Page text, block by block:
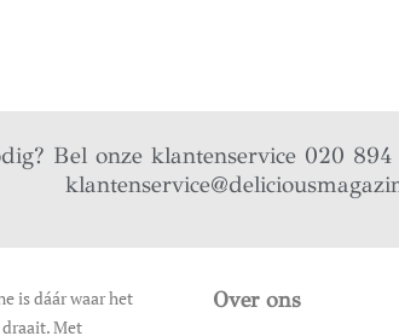
Bel onze klantenservice 020
is dáár waar het
Met
Over ons